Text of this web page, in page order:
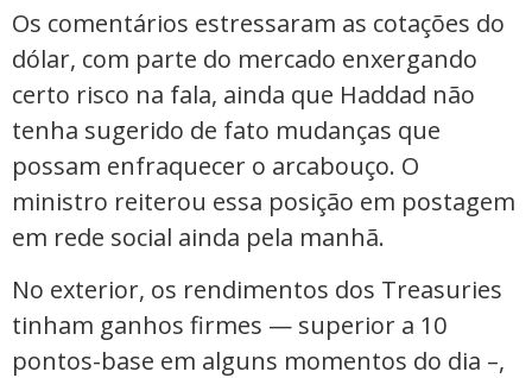
Os comentários estressaram as cotações do
dólar, com parte do mercado enxergando
certo risco na fala, ainda que Haddad não
tenha sugerido de fato mudanças que
possam enfraquecer o arcabouço. O
ministro reiterou essa posição em postagem
em rede social ainda pela manhã.
No exterior, os rendimentos dos Treasuries
tinham ganhos firmes — superior a 10
pontos-base em alguns momentos do dia –,